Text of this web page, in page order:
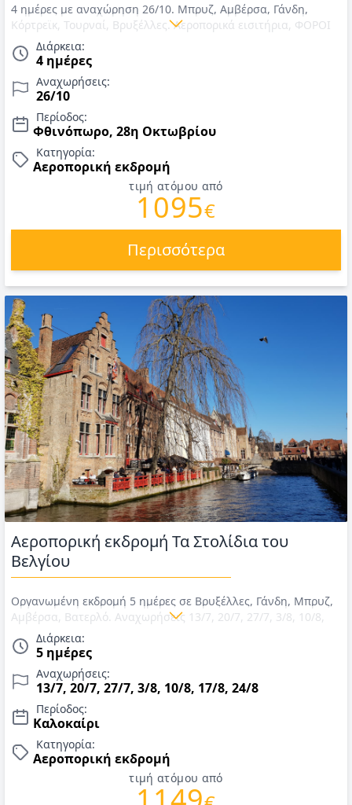
4 ημέρες με αναχώρηση 26/10. Μπρυζ, Αμβέρσα, Γάνδη,
Κόρτρεϊκ, Τουρναί, Βρυξέλλες. Αεροπορικά εισιτήρια, ΦΟΡΟΙ
αεροδρομίων, διαμονή σε 4* ξενοδοχείο στην καρδιά της
Μπρυζ, πρωινό, Δώρα: η επίσκεψη στο Μουσείο Σοκολάτας
Choco-Story Μπρυζ (audioguide & επίδειξη παρασκευής), η
εκδρομή στο Κόρτρεϊκ & Τουρναί, έμπειρος συνοδός εκδρομής.
Τιμές 28η Οκτωβρίου.
Διάρκεια:
4 ημέρες
Αναχωρήσεις:
26/10
Περίοδος:
Φθινόπωρο, 28η Οκτωβρίου
Κατηγορία:
Αεροπορική εκδρομή
τιμή ατόμου από
1095€
Περισσότερα
Αεροπορική εκδρομή Τα Στολίδια του
Βελγίου
Οργανωμένη εκδρομή 5 ημέρες σε Βρυξέλλες, Γάνδη, Μπρυζ,
Αμβέρσα, Βατερλό. Αναχωρήσεις 13/7, 20/7, 27/7, 3/8, 10/8,
17/8, 24/8. Αεροπορικά εισιτήρια με Aegean, διαμονή σε
ξενοδοχείο 3* με πρωινό, μεταφορές, εκδρομές, περιηγήσεις &
ελληνόφωνος αρχηγός/συνοδός. Τιμές για Ιούλιο & Αύγουστο
2026.
Διάρκεια:
5 ημέρες
Αναχωρήσεις:
13/7, 20/7, 27/7, 3/8, 10/8, 17/8, 24/8
Περίοδος:
Καλοκαίρι
Κατηγορία:
Αεροπορική εκδρομή
τιμή ατόμου από